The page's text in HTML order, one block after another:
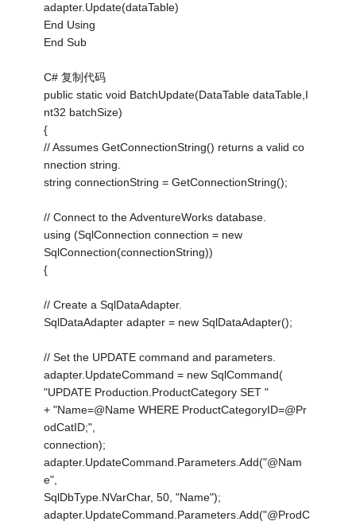
adapter.Update(dataTable)
End Using
End Sub
C# 复制代码
public static void BatchUpdate(DataTable dataTable,I
nt32 batchSize)
{
// Assumes GetConnectionString() returns a valid co
nnection string.
string connectionString = GetConnectionString();
// Connect to the AdventureWorks database.
using (SqlConnection connection = new
SqlConnection(connectionString))
{
// Create a SqlDataAdapter.
SqlDataAdapter adapter = new SqlDataAdapter();
// Set the UPDATE command and parameters.
adapter.UpdateCommand = new SqlCommand(
"UPDATE Production.ProductCategory SET "
+ "Name=@Name WHERE ProductCategoryID=@Pr
odCatID;",
connection);
adapter.UpdateCommand.Parameters.Add("@Nam
e",
SqlDbType.NVarChar, 50, "Name");
adapter.UpdateCommand.Parameters.Add("@ProdC